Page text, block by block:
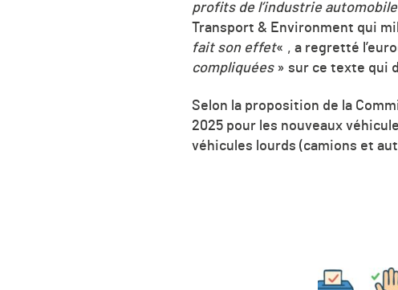
profits de l’industrie
Transport & Environment qui
fait son effet« , a regretté
compliquées» sur ce texte qui
Selon la proposition de la
2025 pour les nouveaux
véhicules lourds (camions et